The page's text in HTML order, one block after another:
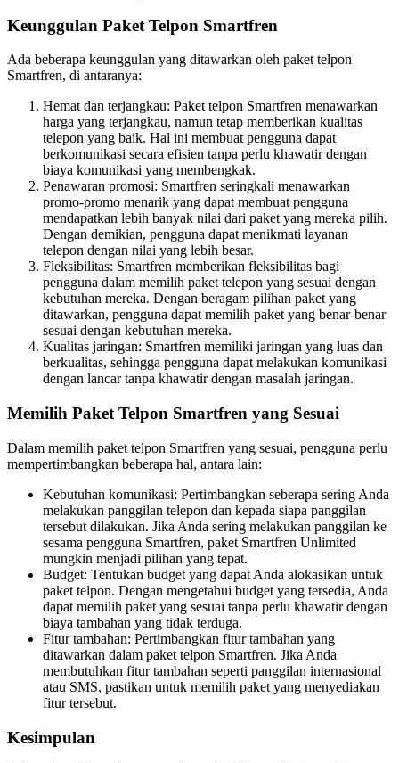
Keunggulan Paket Telpon Smartfren
Ada beberapa keunggulan yang ditawarkan oleh paket telpon
Smartfren, di antaranya:
Hemat dan terjangkau: Paket telpon Smartfren menawarkan
harga yang terjangkau, namun tetap memberikan kualitas
telepon yang baik. Hal ini membuat pengguna dapat
berkomunikasi secara efisien tanpa perlu khawatir dengan
biaya komunikasi yang membengkak.
Penawaran promosi: Smartfren seringkali menawarkan
promo-promo menarik yang dapat membuat pengguna
mendapatkan lebih banyak nilai dari paket yang mereka pilih.
Dengan demikian, pengguna dapat menikmati layanan
telepon dengan nilai yang lebih besar.
Fleksibilitas: Smartfren memberikan fleksibilitas bagi
pengguna dalam memilih paket telepon yang sesuai dengan
kebutuhan mereka. Dengan beragam pilihan paket yang
ditawarkan, pengguna dapat memilih paket yang benar-benar
sesuai dengan kebutuhan mereka.
Kualitas jaringan: Smartfren memiliki jaringan yang luas dan
berkualitas, sehingga pengguna dapat melakukan komunikasi
dengan lancar tanpa khawatir dengan masalah jaringan.
Memilih Paket Telpon Smartfren yang Sesuai
Dalam memilih paket telpon Smartfren yang sesuai, pengguna perlu
mempertimbangkan beberapa hal, antara lain:
Kebutuhan komunikasi: Pertimbangkan seberapa sering Anda
melakukan panggilan telepon dan kepada siapa panggilan
tersebut dilakukan. Jika Anda sering melakukan panggilan ke
sesama pengguna Smartfren, paket Smartfren Unlimited
mungkin menjadi pilihan yang tepat.
Budget: Tentukan budget yang dapat Anda alokasikan untuk
paket telpon. Dengan mengetahui budget yang tersedia, Anda
dapat memilih paket yang sesuai tanpa perlu khawatir dengan
biaya tambahan yang tidak terduga.
Fitur tambahan: Pertimbangkan fitur tambahan yang
ditawarkan dalam paket telpon Smartfren. Jika Anda
membutuhkan fitur tambahan seperti panggilan internasional
atau SMS, pastikan untuk memilih paket yang menyediakan
fitur tersebut.
Kesimpulan